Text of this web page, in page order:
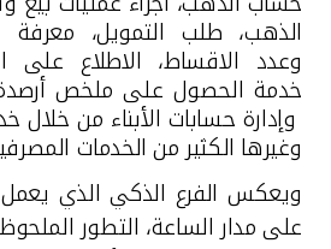
الذهب، طلب التمويل، معرفة
وعدد الاقساط، الاطلاع على
خدمة الحصول على ملخص أرصدة
وإدارة حسابات الأبناء من خلال
وغيرها الكثير من الخدمات
ويعكس الفرع الذكي الذي
على مدار الساعة، التطور